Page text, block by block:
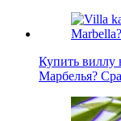
Купить
Марбелья?